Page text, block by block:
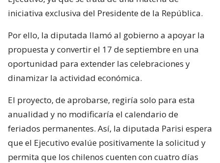
iniciativa exclusiva del Presidente de la República.
Por ello, la diputada llamó al gobierno a apoyar la
propuesta y convertir el 17 de septiembre en una
oportunidad para extender las celebraciones y
dinamizar la actividad económica.
El proyecto, de aprobarse, regiría solo para esta
anualidad y no modificaría el calendario de
feriados permanentes. Así, la diputada Parisi espera
que el Ejecutivo evalúe positivamente la solicitud y
permita que los chilenos cuenten con cuatro días